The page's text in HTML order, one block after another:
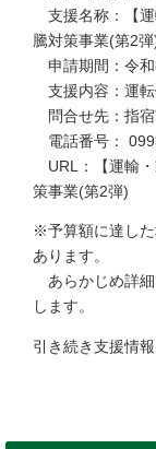
支援名称：【運
騰対策事業(第2弾
申請期間：令和
支援内容：運転
問合せ先：指宿
電話番号：
URL：【運輸・
策事業(第2弾)
※予算額に達し
あります。
あらかじめ詳細
します。
引き続き支援情